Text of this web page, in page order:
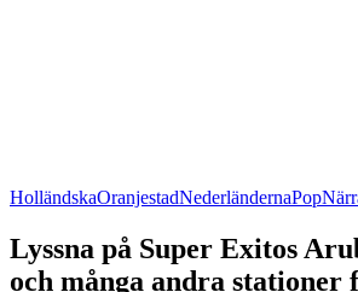
HolländskaOranjestadNederländernaPop
Lyssna på Super Exitos
och många andra stationer